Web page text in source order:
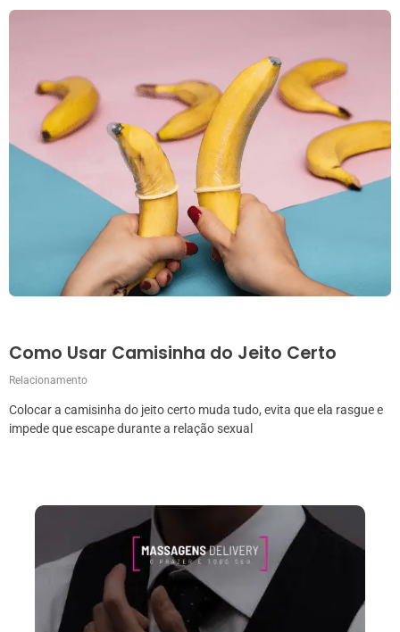
Como Usar Camisinha do Jeito Certo
Relacionamento
Colocar a camisinha do jeito certo muda tudo, evita que ela rasgue e
impede que escape durante a relação sexual